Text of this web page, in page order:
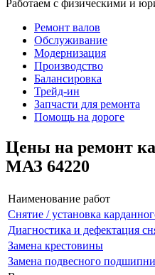
Работаем с физическими и
Ремонт валов
Обслуживание
Модернизация
Производство
Балансировка
Трейд-ин
Запчасти для ремонта
Помощь на дороге
Цены на ремонт
МАЗ 64220
Наименование работ
Снятие / установка
Диагностика и дефектация
Замена крестовины
Замена подвесного